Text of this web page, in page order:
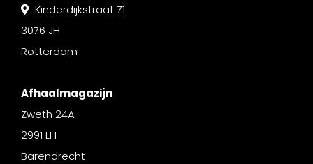
Kinderdijkstraat 71
3076 JH
Rotterdam
Afhaalmagazijn
Zweth 24A
2991 LH
Barendrecht